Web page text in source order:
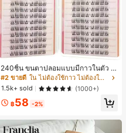
240ชิ้น ขนตาปลอมแบบมีกาวในตัว C
-Curl, ธรรมชาติ สำหรับใช้ในชีวิตประ
จำวันและโอกาสพิเศษ, เหมาะสำหรับผู้เ
ริ่มต้น DIY, ไม่เสียหาย ใช้งานง่าย, ติด
ทนนาน เหมาะสำหรับงานปาร์ตี้, ถ่ายภ
าพ, เวที, ขนตาปลอมเนื้อนุ่ม
#2 ขายดี
ใน ไม่ต้องใช้กาว ไม่ต้องใช้น้ำยาถอด ขนตาแต่ละเส้น
1.5k+ sold
(1000+)
฿58 -2%